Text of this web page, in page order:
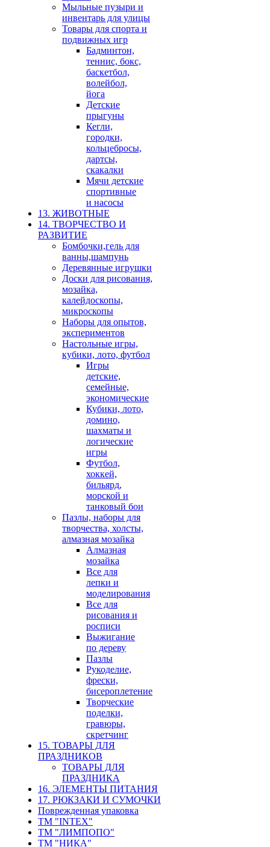
Мыльные пузыри и
инвентарь для улицы
Товары для спорта и
подвижных игр
Бадминтон,
теннис, бокс,
баскетбол,
волейбол,
йога
Детские
прыгуны
Кегли,
городки,
кольцебросы,
дартсы,
скакалки
Мячи детские
спортивные
и насосы
13. ЖИВОТНЫЕ
14. ТВОРЧЕСТВО И
РАЗВИТИЕ
Бомбочки,гель для
ванны,шампунь
Деревянные игрушки
Доски для рисования,
мозайка,
калейдоскопы,
микроскопы
Наборы для опытов,
экспериментов
Настольные игры,
кубики, лото, футбол
Игры
детские,
семейные,
экономические
Кубики, лото,
домино,
шахматы и
логические
игры
Футбол,
хоккей,
бильярд,
морской и
танковый бои
Пазлы, наборы для
творчества, холсты,
алмазная мозайка
Алмазная
мозайка
Все для
лепки и
моделирования
Все для
рисования и
росписи
Выжигание
по дереву
Пазлы
Рукоделие,
фрески,
бисероплетение
Творческие
поделки,
гравюры,
скретчинг
15. ТОВАРЫ ДЛЯ
ПРАЗДНИКОВ
ТОВАРЫ ДЛЯ
ПРАЗДНИКА
16. ЭЛЕМЕНТЫ ПИТАНИЯ
17. РЮКЗАКИ И СУМОЧКИ
Поврежденная упаковка
ТМ "INTEX"
ТМ "ЛИМПОПО"
ТМ "НИКА"